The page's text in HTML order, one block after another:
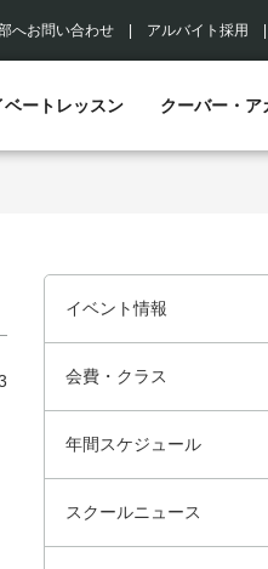
へお問い合わせ アルバイト採用
ベートレッスン クーバー・ア
イベント情報
会費・クラス
年間スケジュール
スクールニュース